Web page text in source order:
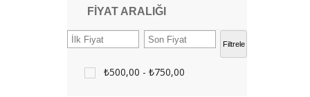
FIYAT ARALIĞI
Filtrele
₺500,00 - ₺750,00